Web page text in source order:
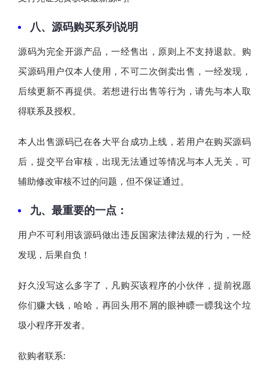
八、源码购买系列说明
源码为完全开源产品，一经售出，原则上不支持退款。购
买源码用户仅本人使用，不可二次倒卖出售，一经发现，
后续更新不再提供。若想进行出售等行为，请先与本人取
得联系及授权。
本人出售源码已在各大平台成功上线，若用户在购买源码
后，提交平台审核，出现无法通过等情况与本人无关，可
辅助修改审核不过的问题，但不保证通过。
九、最重要的一点：
用户不可利用该源码做出违反国家法律法规的行为，一经
发现，后果自负！
好久没写这么多字了，凡购买该程序的小伙伴，提前祝愿
你们赚大钱，哈哈，再回头用不屑的眼神瞟一瞟我这个垃
圾小程序开发者。
欲购者联系: